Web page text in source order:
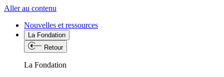
Aller au contenu
Nouvelles et ressources
La Fondation
Retour
La Fondation